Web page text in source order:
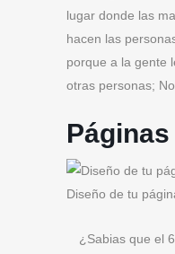
lugar donde las
hacen las
porque a la gente
otras personas;
Diseño de tu
¿Sabias que el